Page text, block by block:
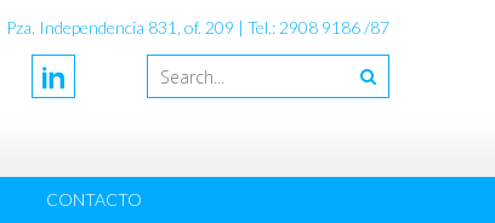
Pza. Independencia 831, of. 209 | Tel.: 2908 9186 /87
CONTACTO